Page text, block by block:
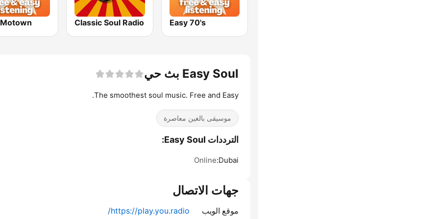
Easy 70's
Classic Soul Radio
Easy Soul بث حي
The smoothest soul music. Free and Easy.
موسيقى بالغين معاصرة
الترددات Easy Soul:
Dubai:
Online
جهات الاتصال
موقع الويب https://play.you.radio/